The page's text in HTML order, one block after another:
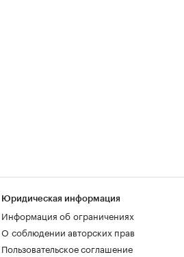
Юридическая информация
Информация об ограничениях
О соблюдении авторских прав
Пользовательское соглашение